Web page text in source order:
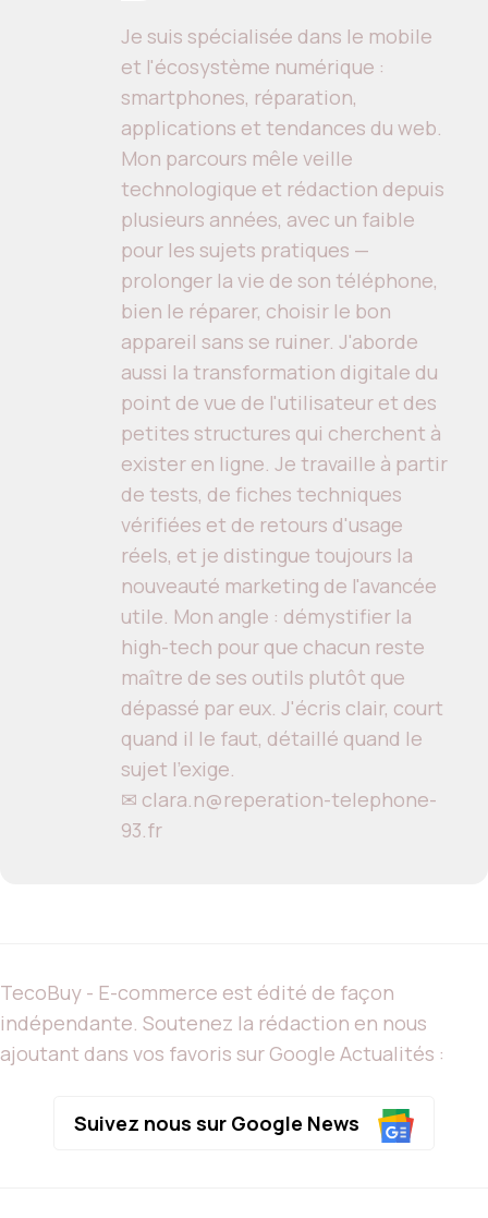
Je suis spécialisée dans le mobile
et l'écosystème numérique :
smartphones, réparation,
applications et tendances du web.
Mon parcours mêle veille
technologique et rédaction depuis
plusieurs années, avec un faible
pour les sujets pratiques —
prolonger la vie de son téléphone,
bien le réparer, choisir le bon
appareil sans se ruiner. J'aborde
aussi la transformation digitale du
point de vue de l'utilisateur et des
petites structures qui cherchent à
exister en ligne. Je travaille à partir
de tests, de fiches techniques
vérifiées et de retours d'usage
réels, et je distingue toujours la
nouveauté marketing de l'avancée
utile. Mon angle : démystifier la
high-tech pour que chacun reste
maître de ses outils plutôt que
dépassé par eux. J'écris clair, court
quand il le faut, détaillé quand le
sujet l'exige.
✉ clara.n@reperation-telephone-
93.fr
TecoBuy - E-commerce est édité de façon
indépendante. Soutenez la rédaction en nous
ajoutant dans vos favoris sur Google Actualités :
Suivez nous sur Google News